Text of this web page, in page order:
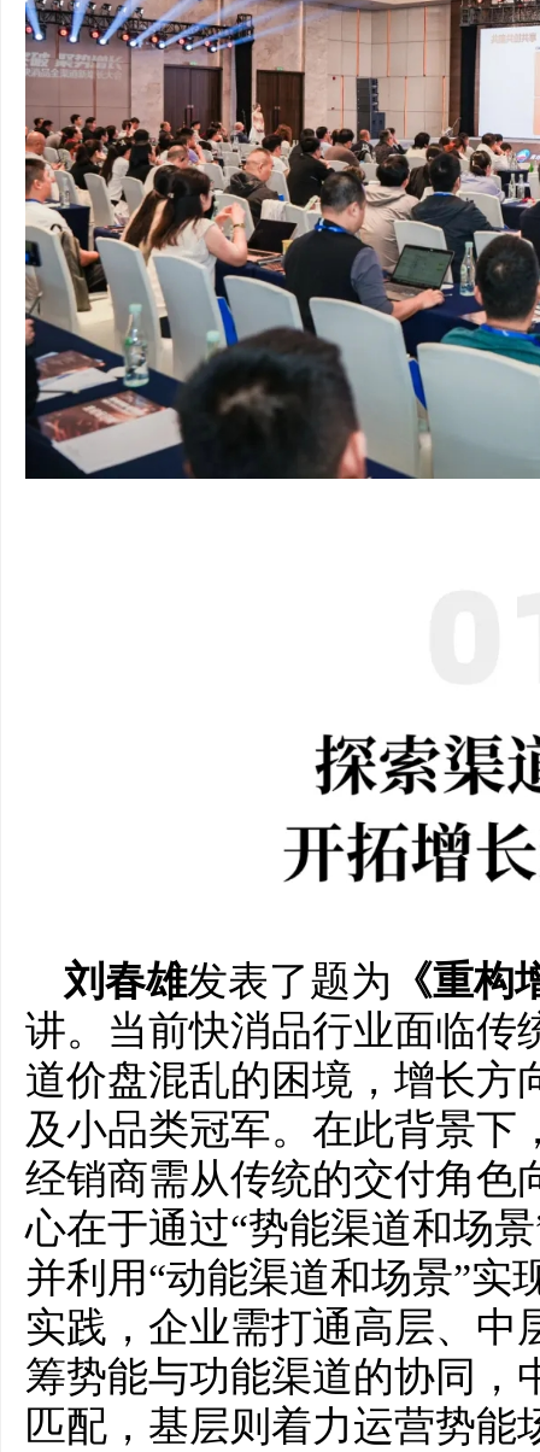
刘春雄发表了题为 《重
讲。当前快消品行业面临传
道价盘混乱的困境，增长方
及小品类冠军。在此背景下
经销商需从传统的交付角色
心在于通过“势能渠道和场
并利用“动能渠道和场景”实
实践，企业需打通高层、中
筹势能与功能渠道的协同，
匹配，基层则着力运营势能